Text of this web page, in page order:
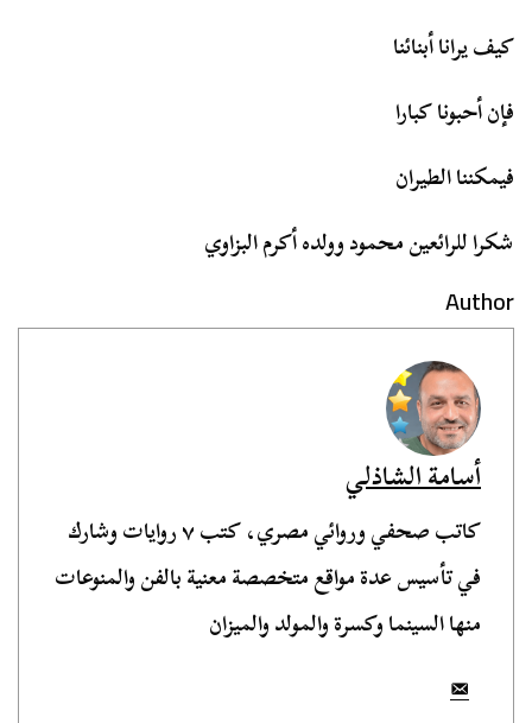
كيف يرانا أبنائنا
فإن أحبونا كبارا
فيمكننا الطيران
شكرا للرائعين محمود وولده أكرم البزاوي
Author
أسامة الشاذلي
كاتب صحفي وروائي مصري، كتب ٧ روايات وشارك
في تأسيس عدة مواقع متخصصة معنية بالفن والمنوعات
منها السينما وكسرة والمولد والميزان